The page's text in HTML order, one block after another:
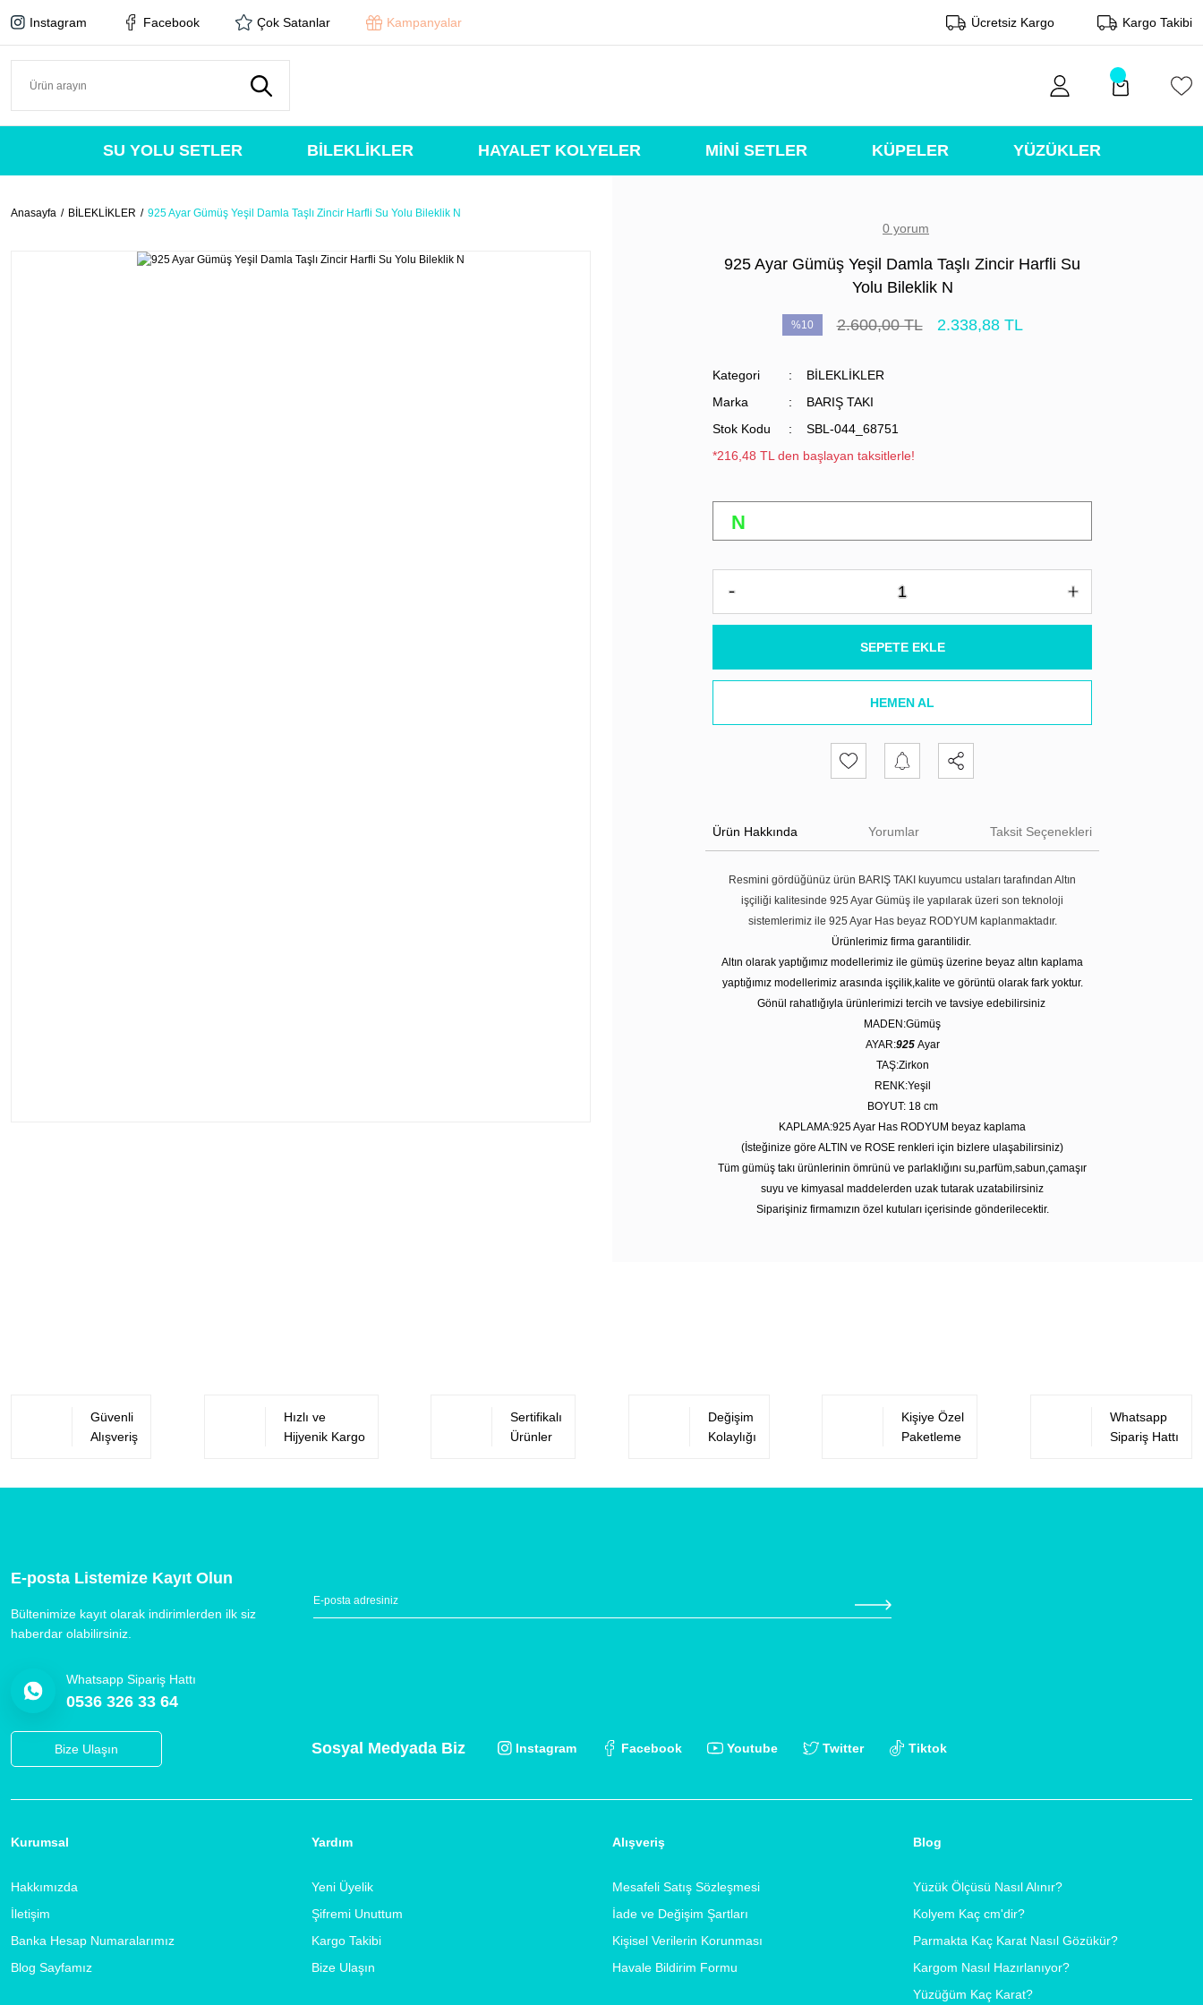
Instagram Facebook Çok Satanlar Kampanyalar Ücretsiz Kargo Kargo Takibi
SU YOLU SETLER BİLEKLİKLER HAYALET KOLYELER MİNİ SETLER KÜPELER YÜZÜKLER
Anasayfa BİLEKLİKLER 925 Ayar Gümüş Yeşil Damla Taşlı Zincir Harfli Su Yolu Bileklik N
0 yorum
925 Ayar Gümüş Yeşil Damla Taşlı Zincir Harfli Su
Yolu Bileklik N
%10 2.600,00 TL 2.338,88 TL
Kategori
BİLEKLİKLER
Marka
BARIŞ TAKI
Stok Kodu
SBL-044_68751
*216,48 TL den başlayan taksitlerle!
SEPETE EKLE
HEMEN AL
Ürün Hakkında Yorumlar Taksit Seçenekleri
Resmini gördüğünüz ürün BARIŞ TAKI kuyumcu ustaları tarafından Altın
işçiliği kalitesinde 925 Ayar Gümüş ile yapılarak üzeri son teknoloji
sistemlerimiz ile 925 Ayar Has beyaz RODYUM kaplanmaktadır.
Ürünlerimiz firma garantilidir.
Altın olarak yaptığımız modellerimiz ile gümüş üzerine beyaz altın kaplama
yaptığımız modellerimiz arasında işçilik,kalite ve görüntü olarak fark yoktur.
Gönül rahatlığıyla ürünlerimizi tercih ve tavsiye edebilirsiniz
MADEN:Gümüş
AYAR:925 Ayar
TAŞ:Zirkon
RENK:Yeşil
BOYUT: 18 cm
KAPLAMA:925 Ayar Has RODYUM beyaz kaplama
(İsteğinize göre ALTIN ve ROSE renkleri için bizlere ulaşabilirsiniz)
Tüm gümüş takı ürünlerinin ömrünü ve parlaklığını su,parfüm,sabun,çamaşır
suyu ve kimyasal maddelerden uzak tutarak uzatabilirsiniz
Siparişiniz firmamızın özel kutuları içerisinde gönderilecektir.
Güvenli
Alışveriş
Hızlı ve
Hijyenik Kargo
Sertifikalı
Ürünler
Değişim
Kolaylığı
Kişiye Özel
Paketleme
Whatsapp
Sipariş Hattı
E-posta Listemize Kayıt Olun
Bültenimize kayıt olarak indirimlerden ilk siz
haberdar olabilirsiniz.
Whatsapp Sipariş Hattı
0536 326 33 64
Bize Ulaşın Sosyal Medyada Biz Instagram Facebook Youtube Twitter Tiktok
Kurumsal
Hakkımızda
İletişim
Banka Hesap Numaralarımız
Blog Sayfamız
Yardım
Yeni Üyelik
Şifremi Unuttum
Kargo Takibi
Bize Ulaşın
Alışveriş
Mesafeli Satış Sözleşmesi
İade ve Değişim Şartları
Kişisel Verilerin Korunması
Havale Bildirim Formu
Blog
Yüzük Ölçüsü Nasıl Alınır?
Kolyem Kaç cm'dir?
Parmakta Kaç Karat Nasıl Gözükür?
Kargom Nasıl Hazırlanıyor?
Yüzüğüm Kaç Karat?